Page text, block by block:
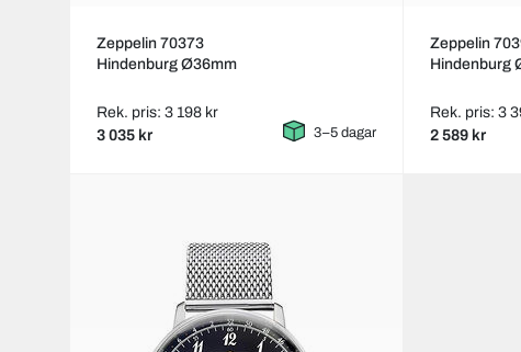
Zeppelin 70373
Hindenburg Ø36mm
Rek. pris: 3 198 kr
3 035 kr 3–5 dagar
Zeppelin
Hindenburg
Rek. pris: 3
2 589 kr